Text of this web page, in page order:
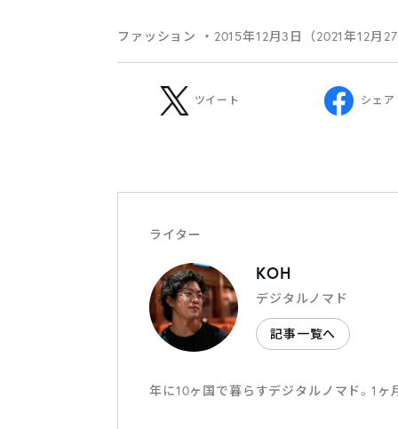
ファッション ・2015年12月3日（2021年12月
ツイート シェア
ライター
KOH
デジタルノマド
記事一覧へ
年に10ヶ国で暮らすデジタルノマド。1ヶ